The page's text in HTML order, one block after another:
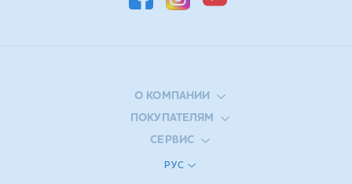
О КОМПАНИИ
ПОКУПАТЕЛЯМ
СЕРВИС
РУС